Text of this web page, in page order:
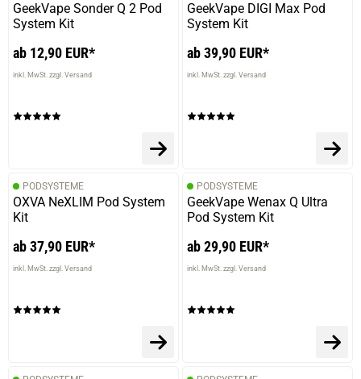
GeekVape Sonder Q 2 Pod
System Kit
ab 12,90 EUR*
inkl. MwSt. zzgl. Versand
GeekVape DIGI Max Pod
System Kit
ab 39,90 EUR*
inkl. MwSt. zzgl. Versand
PODSYSTEME
OXVA NeXLIM Pod System
Kit
ab 37,90 EUR*
inkl. MwSt. zzgl. Versand
PODSYSTEME
GeekVape Wenax Q Ultra
Pod System Kit
ab 29,90 EUR*
inkl. MwSt. zzgl. Versand